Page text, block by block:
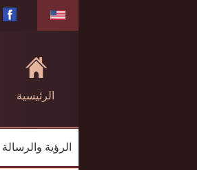
الرئيسية
الرؤية والرسالة